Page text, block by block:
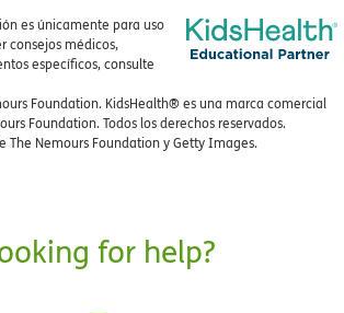
es únicamente para uso
consejos médicos,
específicos, consulte
Foundation. KidsHealth® es una marca comercial
Foundation. Todos los derechos reservados.
The Nemours Foundation y Getty Images.
for help?